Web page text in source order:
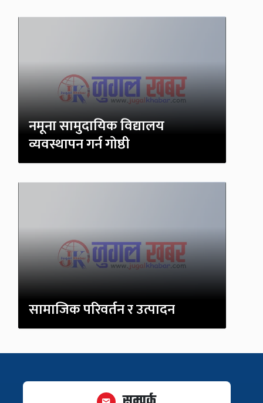
नमूना सामुदायिक विद्यालय
व्यवस्थापन गर्न गोष्ठी
सामाजिक परिवर्तन र उत्पादन